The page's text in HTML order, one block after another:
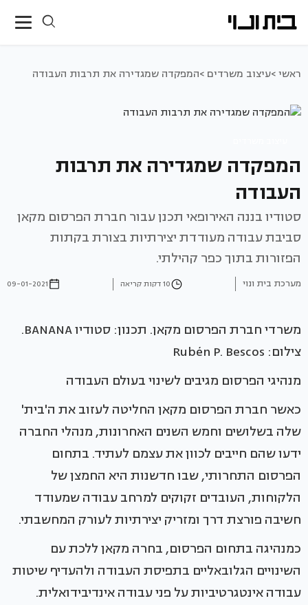
ראשי >עיצוב משרדים >המפקדה שמגדירה את תרבות העבודה
המפקדה שמגדירה את תרבות
העבודה
סטודיו בננה האירופאי תכנן עבור חברת הפרסום מקאן
סביבת עבודה מעודדת יצירתיות בצורת בקתות
הפזורות בתוך כפר קהילתי.
מערכת בית ונוי 10 דקות קריאה 09-01-2021
משרדי חברת הפרסום מקאן. תכנון: סטודיו BANANA.
צילום: Rubén P. Bescos
מנהיגי הפרסום מגיבים לשינוי בעולם העבודה
כאשר חברת הפרסום מקאן החליטה לעזוב את ה'בית'
שלה בשלושים וחמש השנים האחרונות, מנהלי החברה
ידעו שהם חייבים לכוון את עצמם לעתיד. בתחום
הפרסום התחרותי, שבו חדשנות היא החמצן של
הלקוחות, העובדים זקוקים למרחב עבודה שמעודד
חשיבה פורצת דרך ומזריק יצירתיות לעורק המחשבתי.
כמנהיגה בתחום הפרסום, בחרה מקאן ללכת עם
השינויים הגלובאליים בתפיסת העבודה ולהעדיף שיטות
עבודה אינטגרטיביות על פני עבודה אינדיבידואלית.